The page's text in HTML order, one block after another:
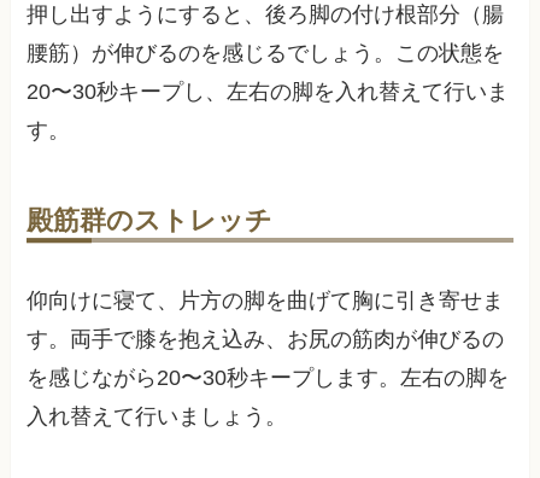
押し出すようにすると、後ろ脚の付け根部分（腸
腰筋）が伸びるのを感じるでしょう。この状態を
20〜30秒キープし、左右の脚を入れ替えて行いま
す。
殿筋群のストレッチ
仰向けに寝て、片方の脚を曲げて胸に引き寄せま
す。両手で膝を抱え込み、お尻の筋肉が伸びるの
を感じながら20〜30秒キープします。左右の脚を
入れ替えて行いましょう。